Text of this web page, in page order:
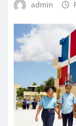
admin